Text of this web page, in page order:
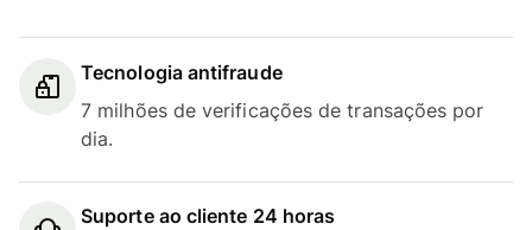
Tecnologia antifraude
7 milhões de verificações de transações por
dia.
Suporte ao cliente 24 horas